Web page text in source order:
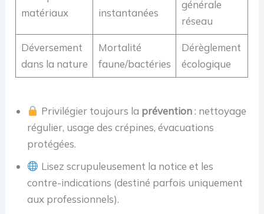
matériaux
instantanées
générale
réseau
Déversement
dans la nature
Mortalité
faune/bactéries
Dérèglement
écologique
Privilégier toujours la prévention: nettoyage
régulier, usage des crépines, évacuations
protégées.
Lisez scrupuleusement la notice et les
contre-indications (destiné parfois uniquement
aux professionnels).